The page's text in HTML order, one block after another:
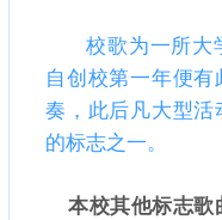
校歌为一所大
自创校第一年便
奏，此后凡大型
的标志之一。
本校其他标志歌